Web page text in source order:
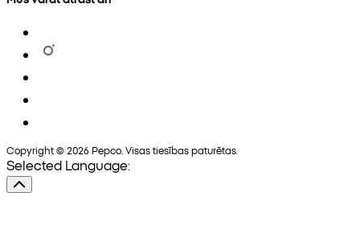
Copyright © 2026 Pepco. Visas tiesības paturētas.
Selected Language: